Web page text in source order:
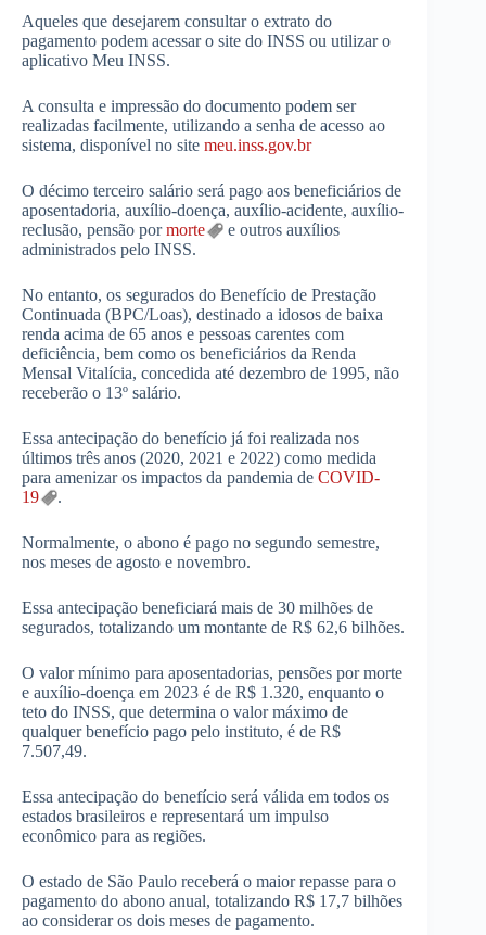
Aqueles que desejarem consultar o extrato do
pagamento podem acessar o site do INSS ou utilizar o
aplicativo Meu INSS.
A consulta e impressão do documento podem ser
realizadas facilmente, utilizando a senha de acesso ao
sistema, disponível no site meu.inss.gov.br
O décimo terceiro salário será pago aos beneficiários de
aposentadoria, auxílio-doença, auxílio-acidente, auxílio-
reclusão, pensão pormorte
e outros auxílios
administrados pelo INSS.
No entanto, os segurados do Benefício de Prestação
Continuada (BPC/Loas), destinado a idosos de baixa
renda acima de 65 anos e pessoas carentes com
deficiência, bem como os beneficiários da Renda
Mensal Vitalícia, concedida até dezembro de 1995, não
receberão o 13º salário.
Essa antecipação do benefício já foi realizada nos
últimos três anos (2020, 2021 e 2022) como medida
para amenizar os impactos da pandemia de COVID-
19
.
Normalmente, o abono é pago no segundo semestre,
nos meses de agosto e novembro.
Essa antecipação beneficiará mais de 30 milhões de
segurados, totalizando um montante de R$ 62,6 bilhões.
O valor mínimo para aposentadorias, pensões por morte
e auxílio-doença em 2023 é de R$ 1.320, enquanto o
teto do INSS, que determina o valor máximo de
qualquer benefício pago pelo instituto, é de R$
7.507,49.
Essa antecipação do benefício será válida em todos os
estados brasileiros e representará um impulso
econômico para as regiões.
O estado de São Paulo receberá o maior repasse para o
pagamento do abono anual, totalizando R$ 17,7 bilhões
ao considerar os dois meses de pagamento.